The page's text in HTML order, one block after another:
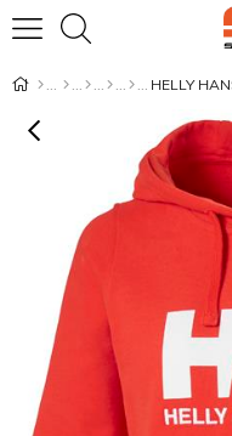
HELLY